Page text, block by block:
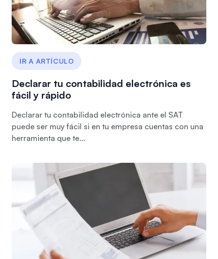
IR A ARTÍCULO
Declarar tu contabilidad electrónica es
fácil y rápido
Declarar tu contabilidad electrónica ante el SAT
puede ser muy fácil si en tu empresa cuentas con una
herramienta que te...